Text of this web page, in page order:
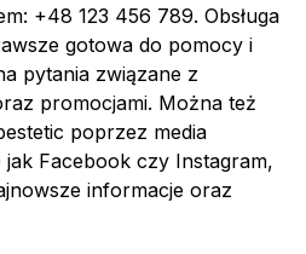
+48 123 456 789. Obsługa
gotowa do pomocy i
pytania związane z
promocjami. Można też
poprzez media
jak Facebook czy Instagram,
informacje oraz